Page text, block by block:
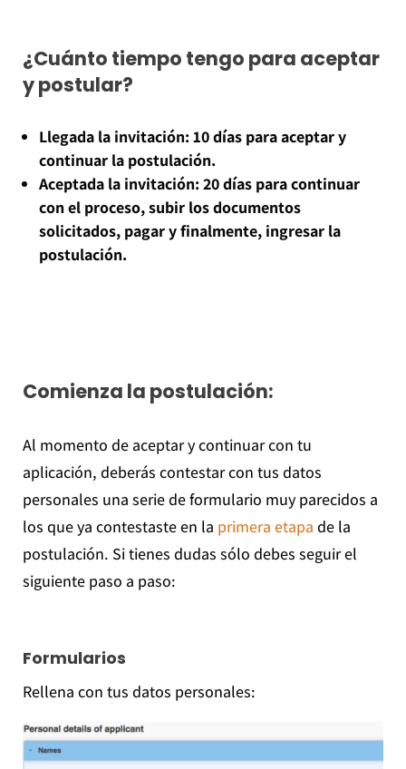
¿Cuánto tiempo tengo para aceptar
y postular?
Llegada la invitación: 10 días para aceptar y
continuar la postulación.
Aceptada la invitación: 20 días para continuar
con el proceso, subir los documentos
solicitados, pagar y finalmente, ingresar la
postulación.
Comienza la postulación:
Al momento de aceptar y continuar con tu
aplicación, deberás contestar con tus datos
personales una serie de formulario muy parecidos a
los que ya contestaste en la primera etapa de la
postulación. Si tienes dudas sólo debes seguir el
siguiente paso a paso:
Formularios
Rellena con tus datos personales: